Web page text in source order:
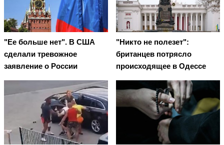
"Ее больше нет". В США
сделали тревожное
заявление о России
"Никто не полезет":
британцев потрясло
происходящее в Одессе